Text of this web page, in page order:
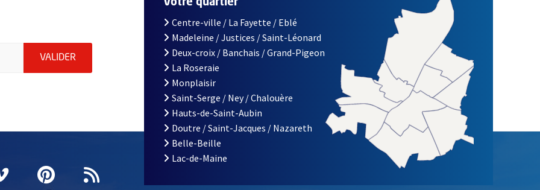
indiquez votre email (champ obligatoire)
VALIDER ENVOYER MA DEMANDE D'INSCRIPTION À LA LETTRE D'INFORMATION DE LA VILLE D'ANGERS
fenêtrefenêtre
une nouvelle fenêtre
Vimeo
, Ouvre une nouvelle fenêtre
Pinterest
, Ouvre une nouvelle fenêtre
Flux RSS
Votre quartier
Centre-ville / La Fayette / Eblé
Madeleine / Justices / Saint-Léonard
Deux-croix / Banchais / Grand-Pigeon
La Roseraie
Monplaisir
Saint-Serge / Ney / Chalouère
Hauts-de-Saint-Aubin
Doutre / Saint-Jacques / Nazareth
Belle-Beille
Lac-de-Maine